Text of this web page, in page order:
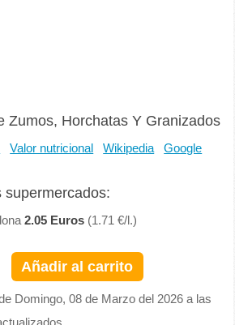
Zumos, Horchatas Y Granizados
Valor nutricional Wikipedia Google
supermercados:
2.05 Euros (1.71 €/l.)
Añadir al carrito
Domingo, 08 de Marzo del 2026 a las